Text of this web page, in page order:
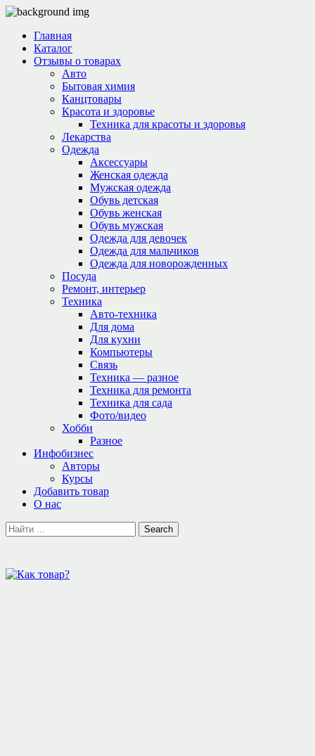
Главная
Каталог
Отзывы о товарах
Авто
Бытовая химия
Канцтовары
Красота и здоровье
Техника для красоты и здоровья
Лекарства
Одежда
Аксессуары
Женская одежда
Мужская одежда
Обувь детская
Обувь женская
Обувь мужская
Одежда для девочек
Одежда для мальчиков
Одежда для новорожденных
Посуда
Ремонт, интерьер
Техника
Авто-техника
Для дома
Для кухни
Компьютеры
Связь
Техника — разное
Техника для ремонта
Техника для сада
Фото/видео
Хобби
Разное
Инфобизнес
Авторы
Курсы
Добавить товар
О нас